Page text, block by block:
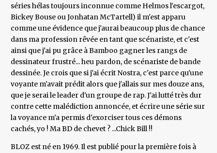
séries hélas toujours inconnue comme Helmos l'escargot,
Bickey Bouse ou Jonhatan McTartell) il m'est apparu
comme une évidence que j'aurai beaucoup plus de chance
dans ma profession rêvée en tant que scénariste, et c'est
ainsi que j'ai pu grâce à Bamboo gagner les rangs de
dessinateur frustré... heu pardon, de scénariste de bande
dessinée. Je crois que si j'ai écrit Nostra, c'est parce qu'une
voyante m'avait prédit alors que j'allais sur mes douze ans,
que je serai le leader d'un groupe de rap. J'ai lutté très dur
contre cette malédiction annoncée, et écrire une série sur
la voyance m'a permis d'exorciser tous ces démons
cachés, yo ! Ma BD de chevet ? ...Chick Bill !!
BLOZ est né en 1969. Il est publié pour la première fois à